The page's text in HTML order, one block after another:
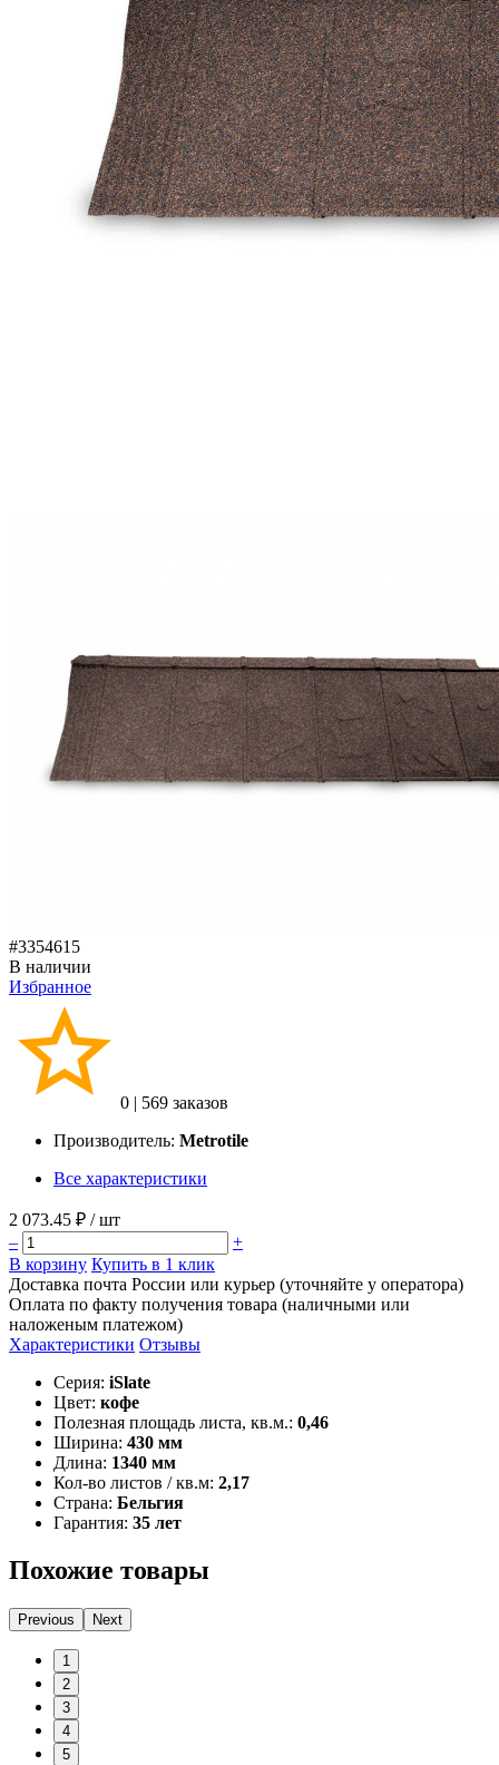
#3354615
В наличии
Избранное
0 | 569 заказов
Производитель: Metrotile
Все характеристики
2 073.45 ₽ / шт
–
+
В корзину Купить в 1 клик
Доставка почта России или курьер (уточняйте у оператора)
Оплата по факту получения товара (наличными или
наложеным платежом)
Характеристики Отзывы
Серия: iSlate
Цвет: кофе
Полезная площадь листа, кв.м.: 0,46
Ширина: 430 мм
Длина: 1340 мм
Кол-во листов / кв.м: 2,17
Страна: Бельгия
Гарантия: 35 лет
Похожие товары
Previous Next
1
2
3
4
5